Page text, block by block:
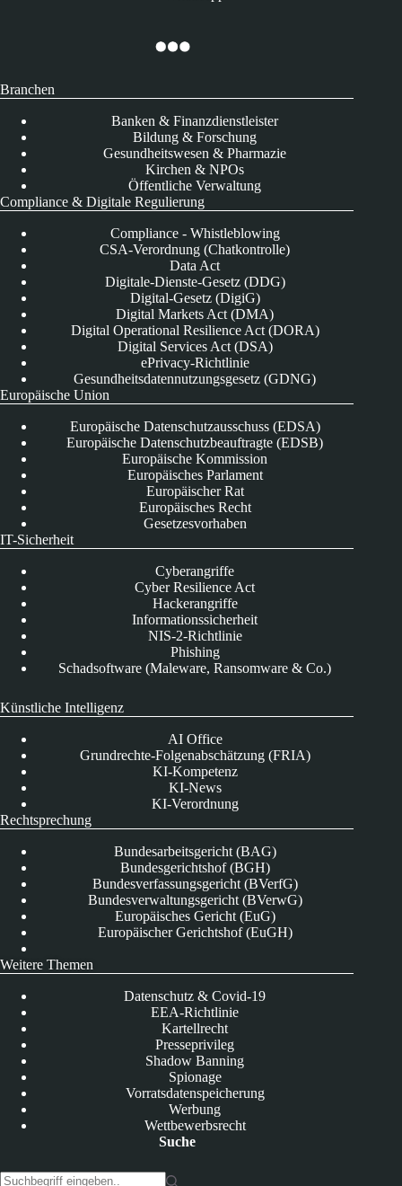
Branchen
Banken & Finanzdienstleister
Bildung & Forschung
Gesundheitswesen & Pharmazie
Kirchen & NPOs
Öffentliche Verwaltung
Compliance & Digitale Regulierung
Compliance - Whistleblowing
CSA-Verordnung (Chatkontrolle)
Data Act
Digitale-Dienste-Gesetz (DDG)
Digital-Gesetz (DigiG)
Digital Markets Act (DMA)
Digital Operational Resilience Act (DORA)
Digital Services Act (DSA)
ePrivacy-Richtlinie
Gesundheitsdatennutzungsgesetz (GDNG)
Europäische Union
Europäische Datenschutzausschuss (EDSA)
Europäische Datenschutzbeauftragte (EDSB)
Europäische Kommission
Europäisches Parlament
Europäischer Rat
Europäisches Recht
Gesetzesvorhaben
IT-Sicherheit
Cyberangriffe
Cyber Resilience Act
Hackerangriffe
Informationssicherheit
NIS-2-Richtlinie
Phishing
Schadsoftware (Maleware, Ransomware & Co.)
Künstliche Intelligenz
AI Office
Grundrechte-Folgenabschätzung (FRIA)
KI-Kompetenz
KI-News
KI-Verordnung
Rechtsprechung
Bundesarbeitsgericht (BAG)
Bundesgerichtshof (BGH)
Bundesverfassungsgericht (BVerfG)
Bundesverwaltungsgericht (BVerwG)
Europäisches Gericht (EuG)
Europäischer Gerichtshof (EuGH)
Weitere Themen
Datenschutz & Covid-19
EEA-Richtlinie
Kartellrecht
Presseprivileg
Shadow Banning
Spionage
Vorratsdatenspeicherung
Werbung
Wettbewerbsrecht
Suche